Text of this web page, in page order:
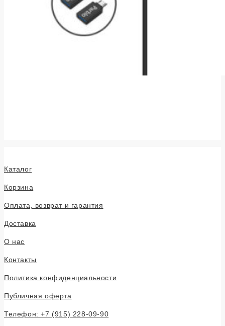
Каталог
Корзина
Оплата, возврат и гарантия
Доставка
О нас
Контакты
Политика конфиденциальности
Публичная оферта
Телефон: +7 (915) 228-09-90